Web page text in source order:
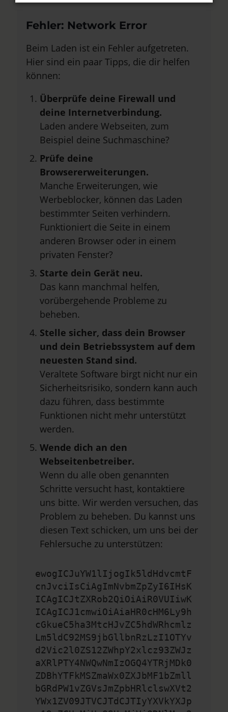
Fehler: Network Error
Beim Laden ist ein Fehler aufgetreten.
Hier sind ein paar Tipps, die dir helfen
können:
Überprüfe deine Firewall und
deine Internetverbindung.
Laden andere Webseiten, zum
Beispiel deine Suchmaschine?
Prüfe deine
Browsererweiterungen.
Manche Erweiterungen, wie
Werbeblocker, können das Laden
bestimmter Seiten verhindern.
Funktioniert die Seite in einem
anderen Browser oder in einem
privaten Fenster?
Starte dein Gerät neu.
Das kann manchmal helfen,
vorübergehende Probleme zu
beheben.
Stelle sicher, dass dein Browser
und dein Betriebssystem auf dem
neuesten Stand sind.
Veraltete Software birgt nicht nur ein
Sicherheitsrisiko, sondern kann auch
dazu führen, dass bestimmte
Funktionen nicht mehr unterstützt
werden.
Wende dich an den
Webseitenbetreiber.
Wenn du alle oben genannten
Schritte versucht hast, kontaktiere
uns bitte. Wir werden versuchen, das
Problem zu beheben. Du kannst uns
diesen Text schicken, um uns bei der
Fehlersuche zu unterstützen:
ewogICJuYW1lIjogIk5ldHdvcmtF
cnJvciIsCiAgImNvbmZpZyI6IHsK
ICAgICJtZXRob2QiOiAiR0VUIiwK
ICAgICJ1cmwiOiAiaHR0cHM6Ly9h
cGkueC5ha3MtcHJvZC5hdWRhcmlz
Lm5ldC92MS9jbGllbnRzLzI1OTYv
d2Vic2l0ZS12ZWhpY2xlcz93ZWJz
aXRlPTY4NWQwNmIzOGQ4YTRjMDk0
ZDBhYTFkMSZmaWx0ZXJbMF1bZmll
bGRdPW1vZGVsJmZpbHRlclswXVt2
YWx1ZV09JTVCJTdCJTIyYXVkYXJp